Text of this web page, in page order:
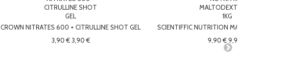
CROWN NITRATES 600 + CITRULLINE SHOT GEL
3,90 € 3,90 €
SCIENTIFFIC NUTRITION MALTODEXTRINA -
9,90 € 9,90 €